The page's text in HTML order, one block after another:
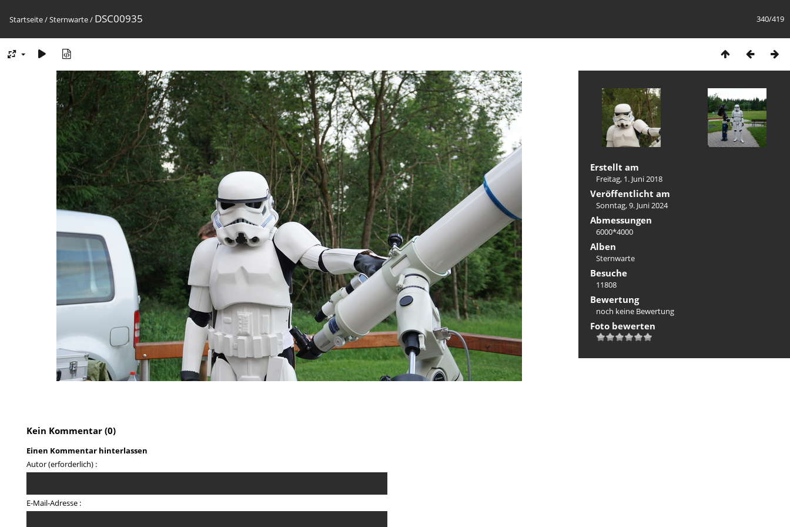
340/419
Startseite/Sternwarte/ DSC00935
Erstellt am
Freitag, 1. Juni 2018
Veröffentlicht am
Sonntag, 9. Juni 2024
Abmessungen
6000*4000
Alben
Sternwarte
Besuche
11808
Bewertung
noch keine Bewertung
Foto bewerten
Kein Kommentar (0)
Einen Kommentar hinterlassen
Autor (erforderlich) :
E-Mail-Adresse :